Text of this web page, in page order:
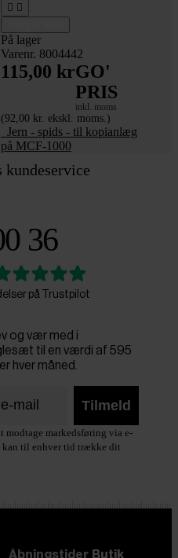
 
På lager
Varenr. 8004442
115,00 krGO'
PRIS
inkl. moms
(92,00 kr. ekskl. moms.)
_Jern - spids - til kopianlæg
på MCF-1000
36
på Trustpilot
og vær med i
til en værdi af 595
hver måned.
Tilmeld
markedsføring via e-
kan til enhver tid trække dit
Åbningstider Butik